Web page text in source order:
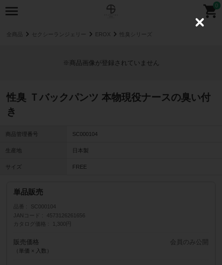
0
全商品 セクシーランジェリー EROX 性臭シリーズ
※商品画像が登録されていません
性臭 Ｔバックパンツ 本物現役ナースの臭い付
き
商品管理番号 SC000104
生産地 日本製
サイズ FREE
単品販売
品番
SC000104
JANコード
4573126261656
カタログ価格
1,300円
販売価格
（単価 × 入数）
会員のみ公開
C